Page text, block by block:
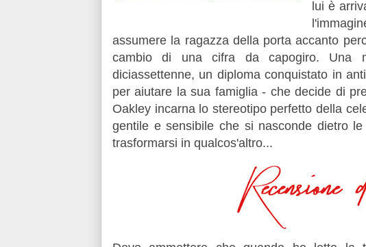
lui è
assumere la ragazza della porta accanto
cambio di una cifra da capogiro. Una
diciassettenne, un diploma conquistato in
per aiutare la sua famiglia - che decide di
Oakley incarna lo stereotipo perfetto della
gentile e sensibile che si nasconde dietro
trasformarsi in qualcos'altro...